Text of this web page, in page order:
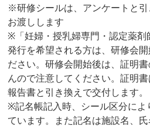
※研修シールは、アンケートと
お渡しします
※「妊婦・授乳婦専門・認定薬剤
発行を希望される方は、研修会
ださい。研修会開始後は、証明
んので注意してください。証明
報告書と引き換えで交付します。
※記名帳記入時、シール区分によ
ています。また記名は施設名、